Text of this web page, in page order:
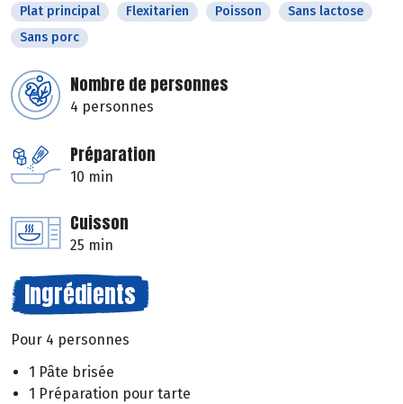
Plat principal Flexitarien Poisson
Sans lactose
Sans porc
Nombre de personnes
4 personnes
Préparation
10 min
Cuisson
25 min
Ingrédients
Pour 4 personnes
1 Pâte brisée
1 Préparation pour tarte